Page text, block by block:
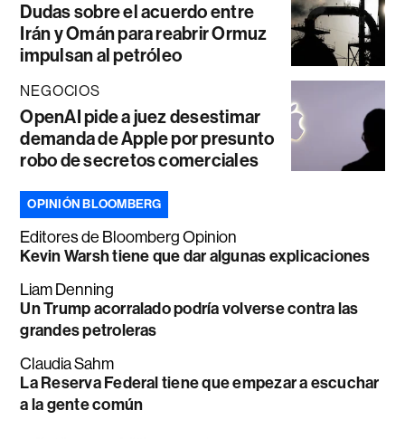
Dudas sobre el acuerdo entre
Irán y Omán para reabrir Ormuz
impulsan al petróleo
NEGOCIOS
OpenAI pide a juez desestimar
demanda de Apple por presunto
robo de secretos comerciales
OPINIÓN BLOOMBERG
Editores de Bloomberg Opinion
Kevin Warsh tiene que dar algunas explicaciones
Liam Denning
Un Trump acorralado podría volverse contra las
grandes petroleras
Claudia Sahm
La Reserva Federal tiene que empezar a escuchar
a la gente común